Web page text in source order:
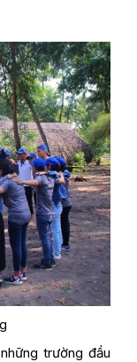
trường đầu